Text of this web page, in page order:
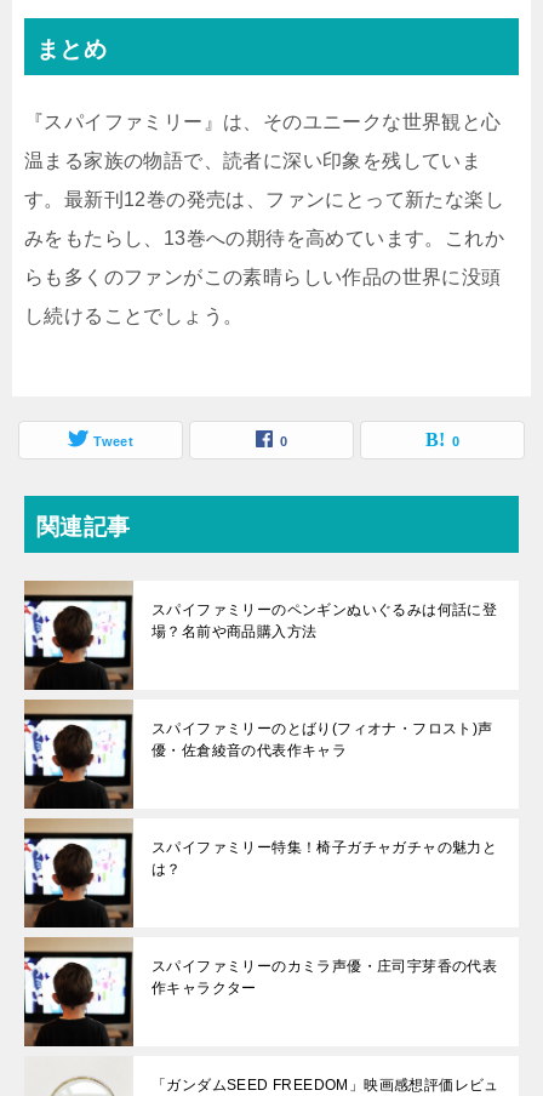
まとめ
『スパイファミリー』は、そのユニークな世界観と心
温まる家族の物語で、読者に深い印象を残していま
す。最新刊12巻の発売は、ファンにとって新たな楽し
みをもたらし、13巻への期待を高めています。これか
らも多くのファンがこの素晴らしい作品の世界に没頭
し続けることでしょう。
Tweet 0 0
関連記事
スパイファミリーのペンギンぬいぐるみは何話に登
場？名前や商品購入方法
スパイファミリーのとばり(フィオナ・フロスト)声
優・佐倉綾音の代表作キャラ
スパイファミリー特集！椅子ガチャガチャの魅力と
は？
スパイファミリーのカミラ声優・庄司宇芽香の代表
作キャラクター
「ガンダムSEED FREEDOM」映画感想評価レビュ